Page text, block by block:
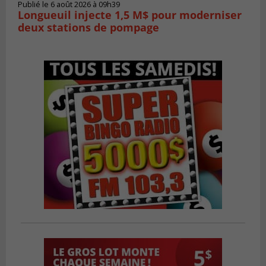
Publié le 6 août 2026 à 09h39
Longueuil injecte 1,5 M$ pour moderniser
deux stations de pompage